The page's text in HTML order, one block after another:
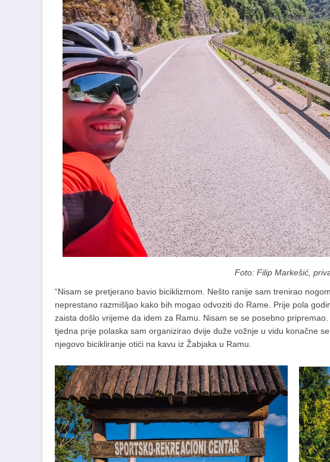
Foto: Filip Markešić,
“Nisam se pretjerano bavio biciklizmom. Nešto ranije sam trenirao
neprestano razmišljao kako bih mogao odvoziti do Rame. Prije pola
zaista došlo vrijeme da idem za Ramu. Nisam se se posebno
tjedna prije polaska sam organizirao dvije duže vožnje u vidu konačne
njegovo bicikliranje otići na kavu iz Žabjaka u Ramu.